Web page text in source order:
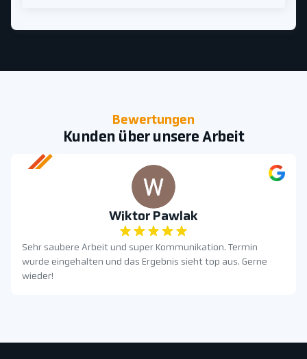
Bewertungen
Kunden über unsere Arbeit
Wiktor Pawlak
Sehr saubere Arbeit und super Kommunikation. Termin
wurde eingehalten und das Ergebnis sieht top aus. Gerne
wieder!